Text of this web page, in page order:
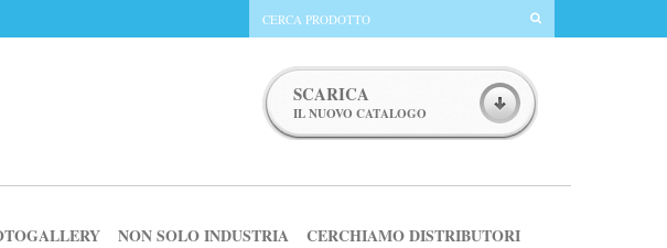
SCARICA
IL NUOVO CATALOGO
NON SOLO INDUSTRIA CERCHIAMO DISTRIBUTORI